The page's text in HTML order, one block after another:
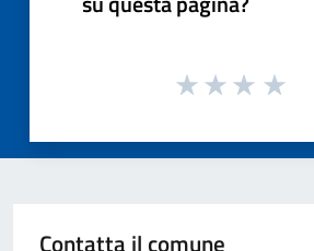
Contatta il comune